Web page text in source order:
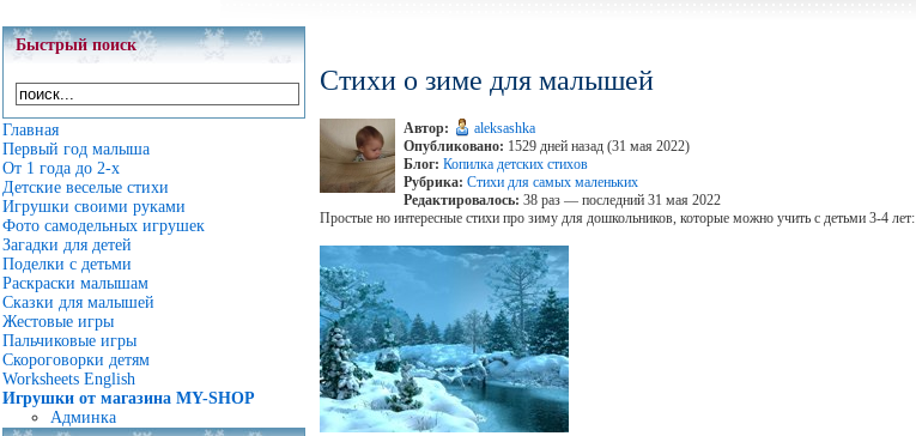
Быстрый поиск
Главная
Первый год малыша
От 1 года до 2-х
Детские веселые стихи
Игрушки своими руками
Фото самодельных игрушек
Загадки для детей
Поделки с детьми
Раскраски малышам
Сказки для малышей
Жестовые игры
Пальчиковые игры
Скороговорки детям
Worksheets English
Игрушки от магазина MY-SHOP
Админка
Стихи о зиме для малышей
Автор:
aleksashka
Опубликовано: 1529 дней назад (31 мая 2022)
Блог: Копилка детских стихов
Рубрика: Стихи для самых маленьких
Редактировалось: 38 раз — последний 31 мая 2022
Простые но интересные стихи про зиму для дошкольников, которые можно учить с детьми 3-4 лет: